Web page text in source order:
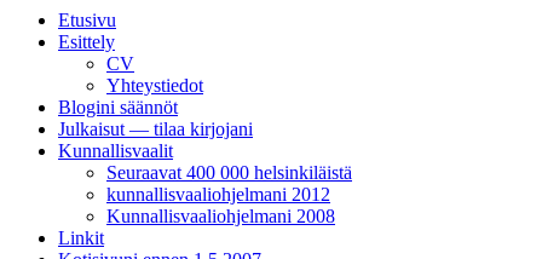
Etusivu
Esittely
CV
Yhteystiedot
Blogini säännöt
Julkaisut — tilaa kirjojani
Kunnallisvaalit
Seuraavat 400 000 helsinkiläistä
kunnallisvaaliohjelmani 2012
Kunnallisvaaliohjelmani 2008
Linkit